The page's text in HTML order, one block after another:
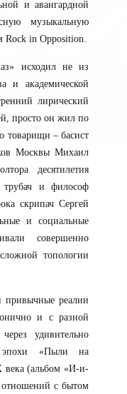
и авангардной
музыкальную
Rock in Opposition.
исходил не из
и академической
лирический
просто он жил по
товарищи – басист
Москвы Михаил
десятилетия
трубач и философ
скрипач Сергей
и социальные
совершенно
топологии
привычные реалии
и с разной
удивительно
эпохи «Пыли на
века (альбом «И-и-
отношений с бытом